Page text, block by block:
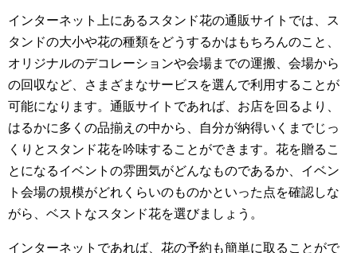
インターネット上にあるスタンド花の通販サイトでは、ス
タンドの大小や花の種類をどうするかはもちろんのこと、
オリジナルのデコレーションや会場までの運搬、会場から
の回収など、さまざまなサービスを選んで利用することが
可能になります。通販サイトであれば、お店を回るより、
はるかに多くの品揃えの中から、自分が納得いくまでじっ
くりとスタンド花を吟味することができます。花を贈るこ
とになるイベントの雰囲気がどんなものであるか、イベン
ト会場の規模がどれくらいのものかといった点を確認しな
がら、ベストなスタンド花を選びましょう。
インターネットであれば、花の予約も簡単に取ることがで